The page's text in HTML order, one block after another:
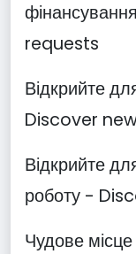
requests
Відкрийте
Discover
Відкрийте
роботу -
Чудове